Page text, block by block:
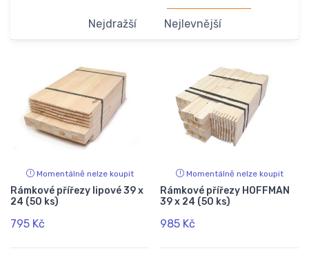
Nejdražší Nejlevnější
Momentálně nelze koupit
Rámkové přířezy lipové 39 x
24 (50 ks)
795 Kč
Momentálně nelze koupit
Rámkové přířezy HOFFMAN
39 x 24 (50 ks)
985 Kč